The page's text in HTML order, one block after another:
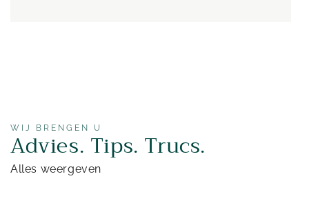
WIJ BRENGEN U
Advies. Tips. Trucs.
Alles weergeven